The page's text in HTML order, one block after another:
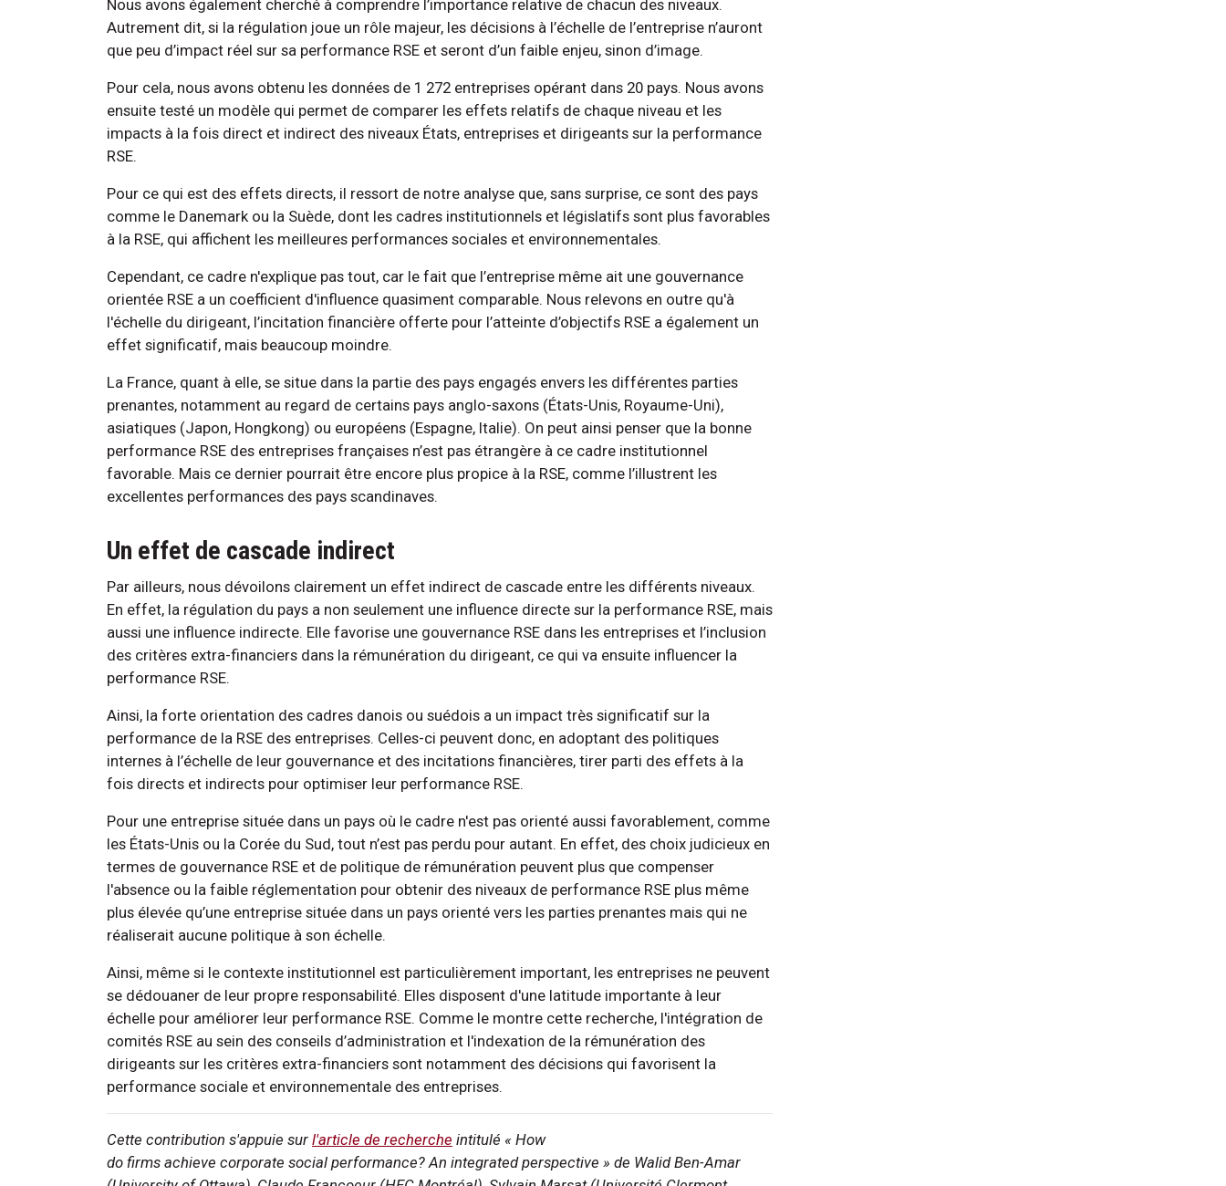
Nous avons également cherché à comprendre l’importance relative de chacun des niveaux.
Autrement dit, si la régulation joue un rôle majeur, les décisions à l’échelle de l’entreprise n’auront
que peu d’impact réel sur sa performance RSE et seront d’un faible enjeu, sinon d’image.
Pour cela, nous avons obtenu les données de 1 272 entreprises opérant dans 20 pays. Nous avons
ensuite testé un modèle qui permet de comparer les effets relatifs de chaque niveau et les
impacts à la fois direct et indirect des niveaux États, entreprises et dirigeants sur la performance
RSE.
Pour ce qui est des effets directs, il ressort de notre analyse que, sans surprise, ce sont des pays
comme le Danemark ou la Suède, dont les cadres institutionnels et législatifs sont plus favorables
à la RSE, qui affichent les meilleures performances sociales et environnementales.
Cependant, ce cadre n'explique pas tout, car le fait que l’entreprise même ait une gouvernance
orientée RSE a un coefficient d'influence quasiment comparable. Nous relevons en outre qu'à
l'échelle du dirigeant, l’incitation financière offerte pour l’atteinte d’objectifs RSE a également un
effet significatif, mais beaucoup moindre.
La France, quant à elle, se situe dans la partie des pays engagés envers les différentes parties
prenantes, notamment au regard de certains pays anglo-saxons (États-Unis, Royaume-Uni),
asiatiques (Japon, Hongkong) ou européens (Espagne, Italie). On peut ainsi penser que la bonne
performance RSE des entreprises françaises n’est pas étrangère à ce cadre institutionnel
favorable. Mais ce dernier pourrait être encore plus propice à la RSE, comme l’illustrent les
excellentes performances des pays scandinaves.
Un effet de cascade indirect
Par ailleurs, nous dévoilons clairement un effet indirect de cascade entre les différents niveaux.
En effet, la régulation du pays a non seulement une influence directe sur la performance RSE, mais
aussi une influence indirecte. Elle favorise une gouvernance RSE dans les entreprises et l’inclusion
des critères extra-financiers dans la rémunération du dirigeant, ce qui va ensuite influencer la
performance RSE.
Ainsi, la forte orientation des cadres danois ou suédois a un impact très significatif sur la
performance de la RSE des entreprises. Celles-ci peuvent donc, en adoptant des politiques
internes à l’échelle de leur gouvernance et des incitations financières, tirer parti des effets à la
fois directs et indirects pour optimiser leur performance RSE.
Pour une entreprise située dans un pays où le cadre n'est pas orienté aussi favorablement, comme
les États-Unis ou la Corée du Sud, tout n’est pas perdu pour autant. En effet, des choix judicieux en
termes de gouvernance RSE et de politique de rémunération peuvent plus que compenser
l'absence ou la faible réglementation pour obtenir des niveaux de performance RSE plus même
plus élevée qu’une entreprise située dans un pays orienté vers les parties prenantes mais qui ne
réaliserait aucune politique à son échelle.
Ainsi, même si le contexte institutionnel est particulièrement important, les entreprises ne peuvent
se dédouaner de leur propre responsabilité. Elles disposent d'une latitude importante à leur
échelle pour améliorer leur performance RSE. Comme le montre cette recherche, l'intégration de
comités RSE au sein des conseils d’administration et l'indexation de la rémunération des
dirigeants sur les critères extra-financiers sont notamment des décisions qui favorisent la
performance sociale et environnementale des entreprises.
Cette contribution s'appuie sur l'article de recherche intitulé « How
do firms achieve corporate social performance? An integrated perspective » de Walid Ben-Amar